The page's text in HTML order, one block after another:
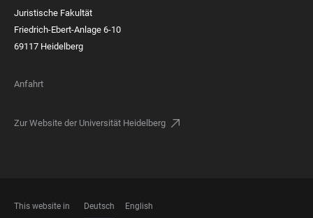
Juristische Fakultät
Friedrich-Ebert-Anlage 6-10
69117 Heidelberg
Anfahrt
Zur Website der Universität Heidelberg
This website in Deutsch English